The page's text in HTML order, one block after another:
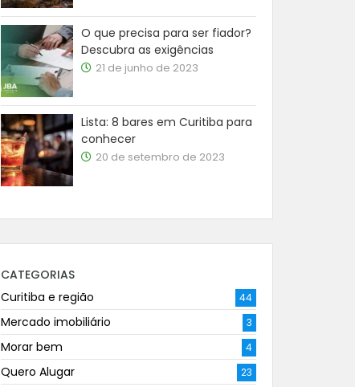
O que precisa para ser fiador?
Descubra as exigências
21 de junho de 2023
Lista: 8 bares em Curitiba para
conhecer
20 de setembro de 2023
CATEGORIAS
Curitiba e região
44
Mercado imobiliário 3
Morar bem 4
Quero Alugar 23